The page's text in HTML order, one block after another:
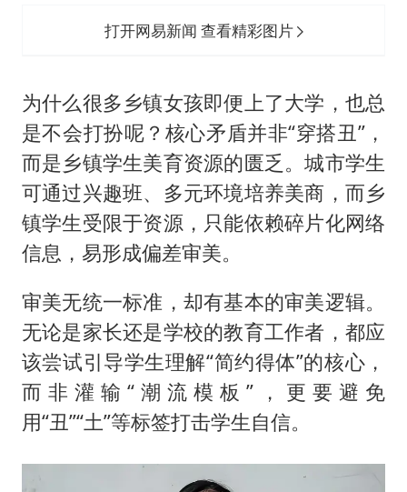
打开网易新闻 查看精彩图片
为什么很多乡镇女孩即便上了大学，也总
是不会打扮呢？核心矛盾并非“穿搭丑”，
而是乡镇学生美育资源的匮乏。城市学生
可通过兴趣班、多元环境培养美商，而乡
镇学生受限于资源，只能依赖碎片化网络
信息，易形成偏差审美。
审美无统一标准，却有基本的审美逻辑。
无论是家长还是学校的教育工作者，都应
该尝试引导学生理解“简约得体”的核心，
而非灌输“潮流模板”，更要避免
用“丑”“土”等标签打击学生自信。